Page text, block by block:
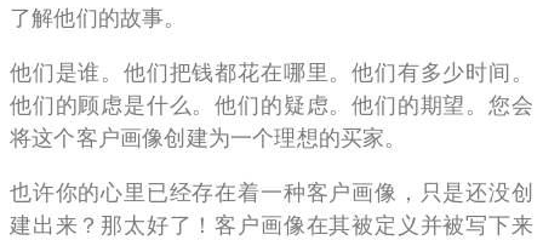
了解他们的故事。
他们是谁。他们把钱都花在哪里。他们有多少时间。
他们的顾虑是什么。他们的疑虑。他们的期望。您会
将这个客户画像创建为一个理想的买家。
也许你的心里已经存在着一种客户画像，只是还没创
建出来？那太好了！客户画像在其被定义并被写下来